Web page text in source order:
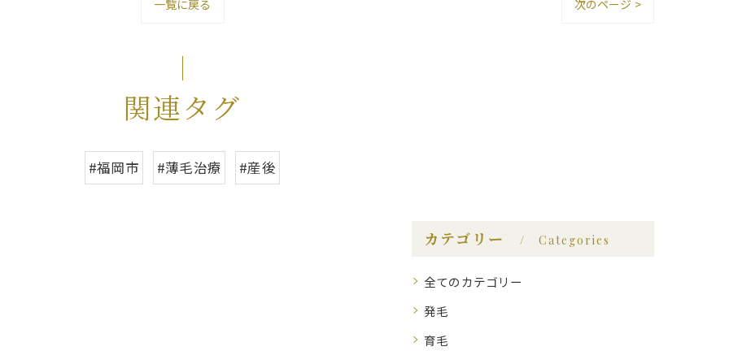
一覧に戻る 次のページ >
関連タグ
#福岡市 #薄毛治療 #産後
カテゴリー Categories
全てのカテゴリー
発毛
育毛